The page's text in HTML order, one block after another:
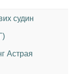
судин
Астрая